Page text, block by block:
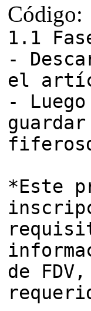
Código:
1.1
-
el
-
*Este
de